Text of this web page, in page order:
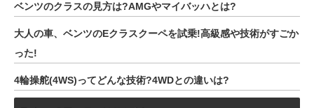
ベンツのクラスの見方は?AMGやマイバッハとは?
大人の車、ベンツのEクラスクーペを試乗!高級感や技術がすごか
った!
4輪操舵(4WS)ってどんな技術?4WDとの違いは?